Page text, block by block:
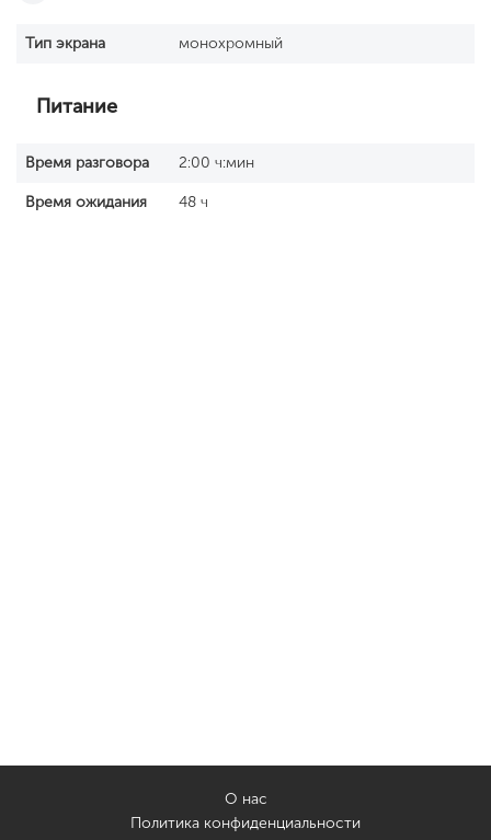
Тип экрана монохромный
Питание
Время разговора 2:00 ч:мин
Время ожидания 48 ч
О нас
Политика конфиденциальности